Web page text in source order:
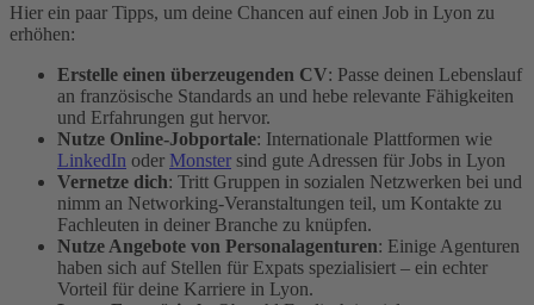
Hier ein paar Tipps, um deine Chancen auf einen Job in Lyon zu
erhöhen:
Erstelle einen überzeugenden CV: Passe deinen Lebenslauf
an französische Standards an und hebe relevante Fähigkeiten
und Erfahrungen gut hervor.
Nutze Online-Jobportale: Internationale Plattformen wie
LinkedIn oder Monster sind gute Adressen für Jobs in Lyon
Vernetze dich: Tritt Gruppen in sozialen Netzwerken bei und
nimm an Networking-Veranstaltungen teil, um Kontakte zu
Fachleuten in deiner Branche zu knüpfen.
Nutze Angebote von Personalagenturen: Einige Agenturen
haben sich auf Stellen für Expats spezialisiert – ein echter
Vorteil für deine Karriere in Lyon.